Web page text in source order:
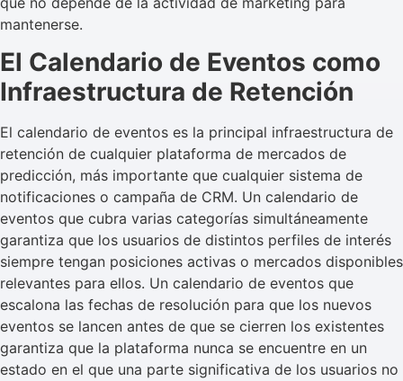
mantenerse.
El Calendario de Eventos como
Infraestructura de Retención
El calendario de eventos es la principal infraestructura de
retención de cualquier plataforma de mercados de
predicción, más importante que cualquier sistema de
notificaciones o campaña de CRM. Un calendario de
eventos que cubra varias categorías simultáneamente
garantiza que los usuarios de distintos perfiles de interés
siempre tengan posiciones activas o mercados disponibles
relevantes para ellos. Un calendario de eventos que
escalona las fechas de resolución para que los nuevos
eventos se lancen antes de que se cierren los existentes
garantiza que la plataforma nunca se encuentre en un
estado en el que una parte significativa de los usuarios no